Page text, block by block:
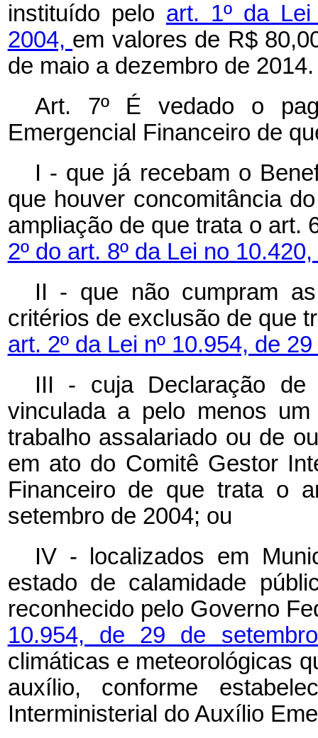
instituído pelo art. 1º da
2004, em valores de R$
de maio a dezembro de 2014.
Art. 7º É vedado o
Emergencial Financeiro de
I - que já recebam o
que houver concomitância
ampliação de que trata o art.
2º do art. 8º da Lei no
II - que não cumpram
critérios de exclusão de que
art. 2º da Lei nº 10.954, de
III - cuja Declaração
vinculada a pelo menos
trabalho assalariado ou de
em ato do Comitê Gestor
Financeiro de que trata o
setembro de 2004; ou
IV - localizados em
estado de calamidade
reconhecido pelo Governo
10.954, de 29 de
climáticas e meteorológicas
auxílio, conforme
Interministerial do Auxílio